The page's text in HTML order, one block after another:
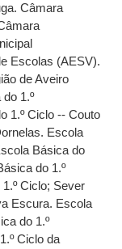
Câmara
Escolas (AESV).
de Aveiro
1.º
1.º Ciclo -- Couto
Escola
Básica do
do 1.º
Ciclo; Sever
Escura. Escola
do 1.º
Ciclo da